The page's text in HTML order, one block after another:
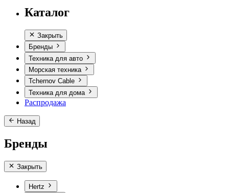
Каталог
Закрыть
Бренды
Техника для авто
Морская техника
Tchernov Cable
Техника для дома
Распродажа
Назад
Бренды
Закрыть
Hertz